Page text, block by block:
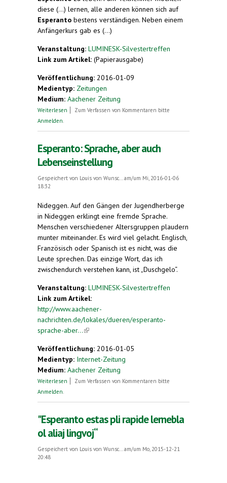
diese (...) lernen, alle anderen können sich auf
Esperanto bestens verständigen. Neben einem
Anfängerkurs gab es (...)
Veranstaltung: LUMINESK-Silvestertreffen
Link zum Artikel: (Papierausgabe)
Veröffentlichung: 2016-01-09
Medientyp: Zeitungen
Medium: Aachener Zeitung
Weiterlesen über Sprache und Lebenseinstellung
Zum Verfassen von Kommentaren bitte
Anmelden
Esperanto: Sprache, aber auch
Lebenseinstellung
Gespeichert von Louis von Wunsc...
am/um Mi, 2016-01-06
18:32
Nideggen. Auf den Gängen der Jugendherberge
in Nideggen erklingt eine fremde Sprache.
Menschen verschiedener Altersgruppen plaudern
munter miteinander. Es wird viel gelacht. Englisch,
Französisch oder Spanisch ist es nicht, was die
Leute sprechen. Das einzige Wort, das ich
zwischendurch verstehen kann, ist „Duschgelo“.
Veranstaltung: LUMINESK-Silvestertreffen
Link zum Artikel:
http://www.aachener-
nachrichten.de/lokales/dueren/esperanto-
sprache-aber...(link is external)
Veröffentlichung: 2016-01-05
Medientyp: Internet-Zeitung
Medium: Aachener Zeitung
Weiterlesen über Esperanto: Sprache, aber auch
Zum Verfassen von Kommentaren bitte
Anmelden
"Esperanto estas pli rapide lernebla
ol aliaj lingvoj“
Gespeichert von Louis von Wunsc...
am/um Mo, 2015-12-21
20:48